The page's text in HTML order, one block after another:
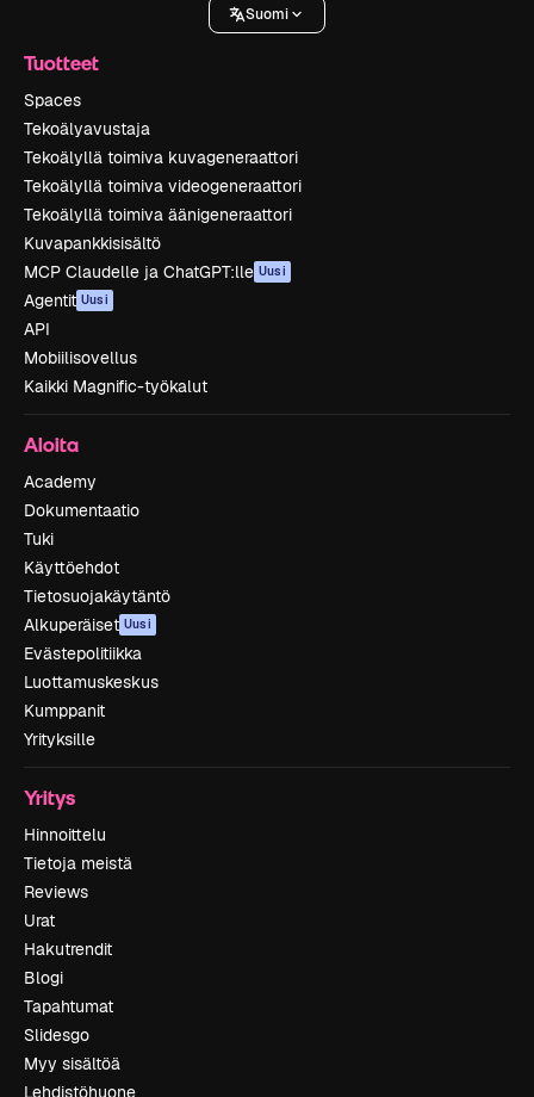
Suomi
Tuotteet
Spaces
Tekoälyavustaja
Tekoälyllä toimiva kuvageneraattori
Tekoälyllä toimiva videogeneraattori
Tekoälyllä toimiva äänigeneraattori
Kuvapankkisisältö
MCP Claudelle ja ChatGPT:lle Uusi
Agentit Uusi
API
Mobiilisovellus
Kaikki Magnific-työkalut
Aloita
Academy
Dokumentaatio
Tuki
Käyttöehdot
Tietosuojakäytäntö
Alkuperäiset Uusi
Evästepolitiikka
Luottamuskeskus
Kumppanit
Yrityksille
Yritys
Hinnoittelu
Tietoja meistä
Reviews
Urat
Hakutrendit
Blogi
Tapahtumat
Slidesgo
Myy sisältöä
Lehdistöhuone